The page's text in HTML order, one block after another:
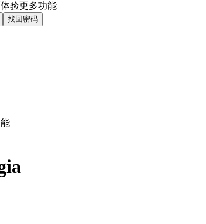
验更多功能
找回密码